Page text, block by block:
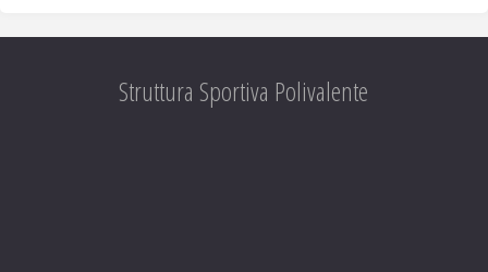
Struttura Sportiva Polivalente